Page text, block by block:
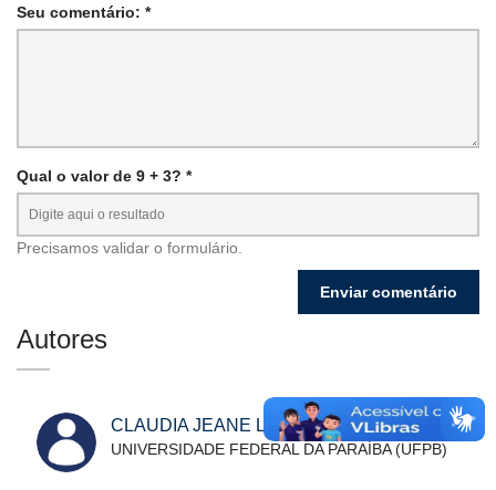
Seu comentário: *
Qual o valor de 9 + 3? *
Precisamos validar o formulário.
Autores
CLAUDIA JEANE LOPES PIMENTA
UNIVERSIDADE FEDERAL DA PARAÍBA (UFPB)